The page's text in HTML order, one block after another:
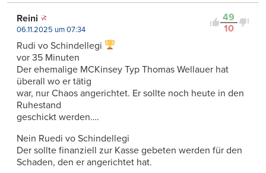
49
10
Reini
06.11.2025 um 07:34
Rudi vo Schindellegi
vor 35 Minuten
Der ehemalige MCKinsey Typ Thomas Wellauer hat
überall wo er tätig
war, nur Chaos angerichtet. Er sollte noch heute in den
Ruhestand
geschickt werden….
Nein Ruedi vo Schindellegi
Der sollte finanziell zur Kasse gebeten werden für den
Schaden, den er angerichtet hat.